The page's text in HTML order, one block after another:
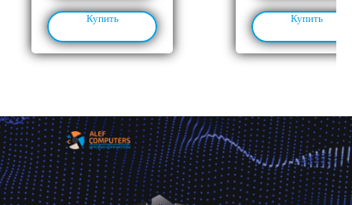
Купить Купить